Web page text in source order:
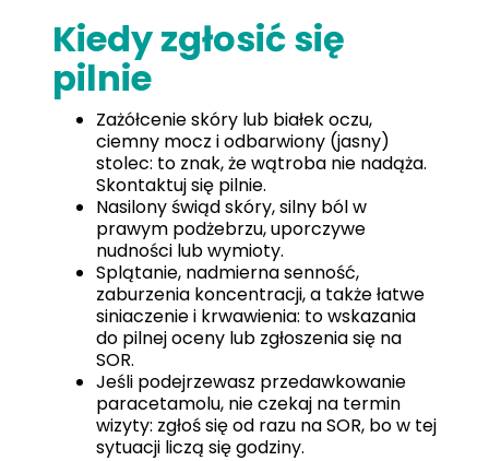
Kiedy zgłosić się
pilnie
Zażółcenie skóry lub białek oczu,
ciemny mocz i odbarwiony (jasny)
stolec: to znak, że wątroba nie nadąża.
Skontaktuj się pilnie.
Nasilony świąd skóry, silny ból w
prawym podżebrzu, uporczywe
nudności lub wymioty.
Splątanie, nadmierna senność,
zaburzenia koncentracji, a także łatwe
siniaczenie i krwawienia: to wskazania
do pilnej oceny lub zgłoszenia się na
SOR.
Jeśli podejrzewasz przedawkowanie
paracetamolu, nie czekaj na termin
wizyty: zgłoś się od razu na SOR, bo w tej
sytuacji liczą się godziny.